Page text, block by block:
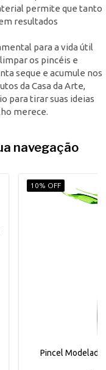
permite que tanto
resultados
para a vida útil
os pincéis e
seque e acumule nos
da Casa da Arte,
para tirar suas ideias
merece.
navegação
10% OFF
Pincel